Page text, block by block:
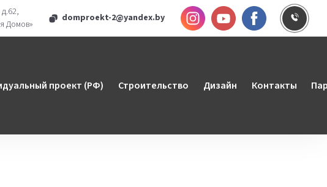
Домов»
domproekt-2@yandex.by Инстаграм
YouTube
проект (РФ) Строительство Дизайн Контакты